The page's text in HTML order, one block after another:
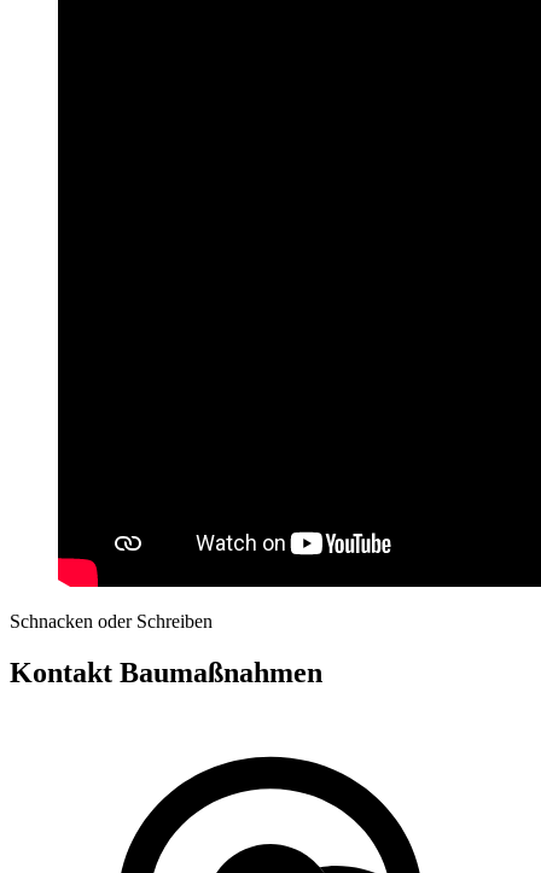
Schnacken oder Schreiben
Kontakt Baumaßnahmen